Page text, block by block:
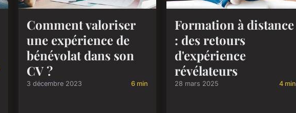
Comment valoriser
une expérience de
bénévolat dans son
CV ?
3 décembre 2023 6 min
Formation à distance
: des retours
d'expérience
révélateurs
28 mars 2025 4 min